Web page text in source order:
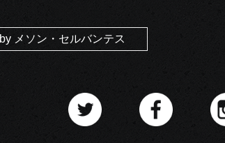
メソン・セルバンテス